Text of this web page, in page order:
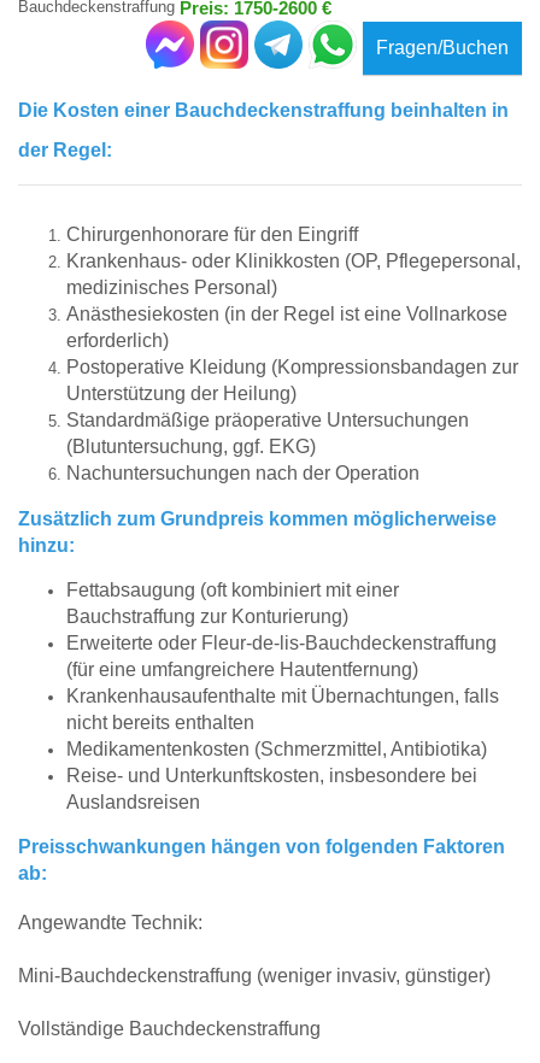
Bauchdeckenstraffung Preis: 1750-2600 €
Fragen/Buchen
Die Kosten einer Bauchdeckenstraffung beinhalten in
der Regel:
Chirurgenhonorare für den Eingriff
Krankenhaus- oder Klinikkosten (OP, Pflegepersonal,
medizinisches Personal)
Anästhesiekosten (in der Regel ist eine Vollnarkose
erforderlich)
Postoperative Kleidung (Kompressionsbandagen zur
Unterstützung der Heilung)
Standardmäßige präoperative Untersuchungen
(Blutuntersuchung, ggf. EKG)
Nachuntersuchungen nach der Operation
Zusätzlich zum Grundpreis kommen möglicherweise
hinzu:
Fettabsaugung (oft kombiniert mit einer
Bauchstraffung zur Konturierung)
Erweiterte oder Fleur-de-lis-Bauchdeckenstraffung
(für eine umfangreichere Hautentfernung)
Krankenhausaufenthalte mit Übernachtungen, falls
nicht bereits enthalten
Medikamentenkosten (Schmerzmittel, Antibiotika)
Reise- und Unterkunftskosten, insbesondere bei
Auslandsreisen
Preisschwankungen hängen von folgenden Faktoren
ab:
Angewandte Technik:
Mini-Bauchdeckenstraffung (weniger invasiv, günstiger)
Vollständige Bauchdeckenstraffung